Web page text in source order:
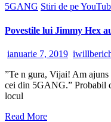
5GANG Stiri de pe
Povestile lui Jimmy Hex
ianuarie 7, 2019
”Te n gura, Vijai! Am
cei din 5GANG.” Probabil
locul
Read More